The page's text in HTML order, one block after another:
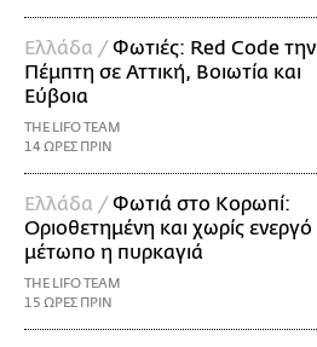
Ελλάδα /Φωτιές: Red Code την
Πέμπτη σε Αττική, Βοιωτία και
Εύβοια
THE LIFO TEAM
14 ΩΡΕΣ ΠΡΙΝ
Ελλάδα /Φωτιά στο Κορωπί:
Οριοθετημένη και χωρίς ενεργό
μέτωπο η πυρκαγιά
THE LIFO TEAM
15 ΩΡΕΣ ΠΡΙΝ